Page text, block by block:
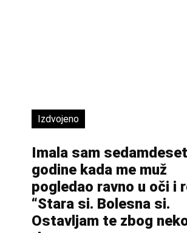
Izdvojeno
Imala sam
godine kada me muž
pogledao ravno u oči i
“Stara si. Bolesna si.
Ostavljam te zbog